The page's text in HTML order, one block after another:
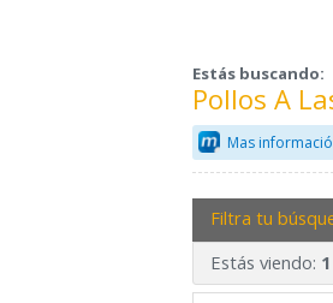
Estás buscando:
Pollos A
Mas
Filtra tu
Estás viendo: 1